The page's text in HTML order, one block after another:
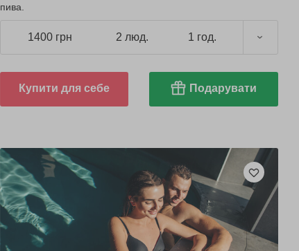
пива.
1400 грн 2 люд. 1 год.
Купити для себе Подарувати